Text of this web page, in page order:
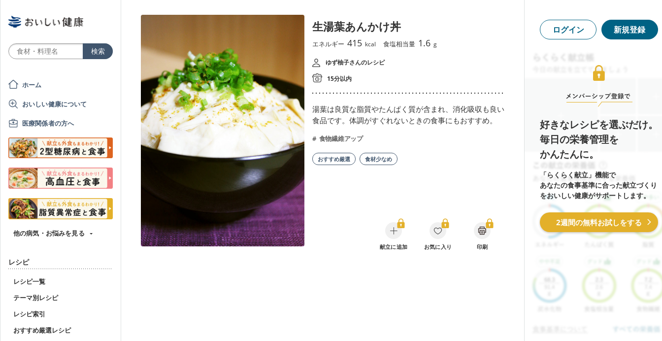
ホーム
おいしい健康について
医療関係者の方へ
他の病気・お悩みを見る
レシピ
レシピ一覧
テーマ別レシピ
レシピ索引
おすすめ厳選レシピ
生湯葉あんかけ丼
エネルギー 415 kcal 食塩相当量 1.6 g
ゆず柚子さんのレシピ
15分以内
湯葉は良質な脂質やたんぱく質が含まれ、消化吸収も良い
食品です。体調がすぐれないときの食事にもおすすめ。
食物繊維アップ
おすすめ厳選 食材少なめ
献立に追加 お気に入り 印刷
ログイン 新規登録
好きなレシピを選ぶだけ。
毎日の栄養管理を
かんたんに。
「らくらく献立」機能で
あなたの食事基準に合った献立づくり
をおいしい健康がサポートします。
2週間の無料お試しをする